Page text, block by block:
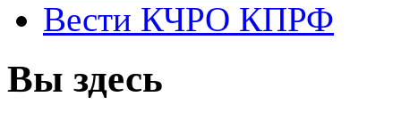
Вести КЧРО КПРФ
Вы здесь